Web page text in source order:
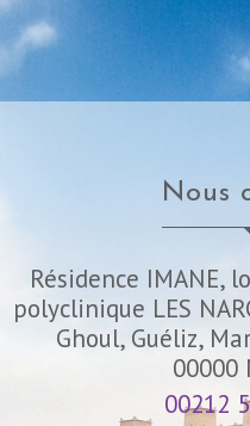
Résidence IMANE,
polyclinique LES
Ghoul, Guéliz,
00000
00212